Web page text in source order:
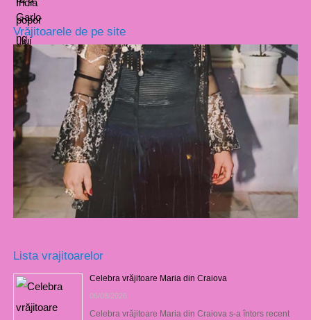
Vrăjitoarele de pe site
Lista vrajitoarelor
Celebra vrăjitoare Maria din Craiova
06/08/2026
Celebra vrăjitoare Maria din Craiova s-a întors recent